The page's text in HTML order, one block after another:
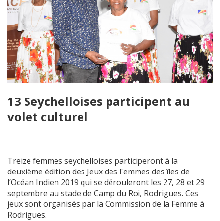
13 Seychelloises participent au
volet culturel
Treize femmes seychelloises participeront à la
deuxième édition des Jeux des Femmes des îles de
l’Océan Indien 2019 qui se dérouleront les 27, 28 et 29
septembre au stade de Camp du Roi, Rodrigues. Ces
jeux sont organisés par la Commission de la Femme à
Rodrigues.